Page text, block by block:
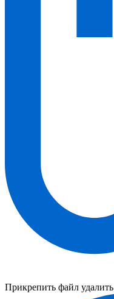
Прикрепить файл удалить